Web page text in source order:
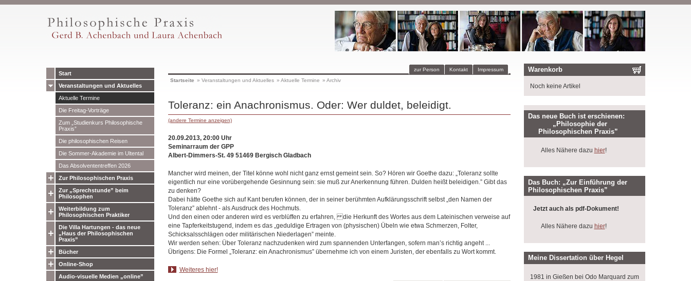
Start
Veranstaltungen und Aktuelles
Aktuelle Termine
Die Freitag-Vorträge
Zum „Studienkurs Philosophische
Praxis”
Die philosophischen Reisen
Die Sommer-Akademie im Ultental
Das Absolvententreffen 2026
Zur Philosophischen Praxis
Zur „Sprechstunde” beim
Philosophen
Weiterbildung zum
Philosophischen Praktiker
Die Villa Hartungen - das neue
„Haus der Philosophischen
Praxis”
Bücher
Online-Shop
Audio-visuelle Medien „online”
Impressum
Kontakt
zur Person
Startseite » Veranstaltungen und Aktuelles » Aktuelle Termine » Archiv
Toleranz: ein Anachronismus. Oder: Wer duldet, beleidigt.
(andere Termine anzeigen)
20.09.2013, 20:00 Uhr
Seminarraum der GPP
Albert-Dimmers-St. 49 51469 Bergisch Gladbach
Mancher wird meinen, der Titel könne wohl nicht ganz ernst gemeint sein. So? Hören wir Goethe dazu: „Toleranz sollte
eigentlich nur eine vorübergehende Gesinnung sein: sie muß zur Anerkennung führen. Dulden heißt beleidigen.” Gibt das
zu denken?
Dabei hätte Goethe sich auf Kant berufen können, der in seiner berühmten Aufklärungsschrift selbst „den Namen der
Toleranz” ablehnt - als Ausdruck des Hochmuts.
Und den einen oder anderen wird es verblüffen zu erfahren, die Herkunft des Wortes aus dem Lateinischen verweise auf
eine Tapferkeitstugend, indem es das „geduldige Ertragen von (physischen) Übeln wie etwa Schmerzen, Folter,
Schicksalsschlägen oder militärischen Niederlagen” meinte.
Wir werden sehen: Über Toleranz nachzudenken wird zum spannenden Unterfangen, sofern man’s richtig angeht ...
Übrigens: Die Formel „Toleranz: ein Anachronismus” übernehme ich von einem Juristen, der ebenfalls zu Wort kommt.
Weiteres hier!
Warenkorb
Noch keine Artikel
Das neue Buch ist erschienen:
„Philosophie der
Philosophischen Praxis”
Alles Nähere dazu hier!
Das Buch: „Zur Einführung der
Philosophischen Praxis”
Jetzt auch als pdf-Dokument!
Alles Nähere dazu hier!
Meine Dissertation über Hegel
1981 in Gießen bei Odo Marquard zum